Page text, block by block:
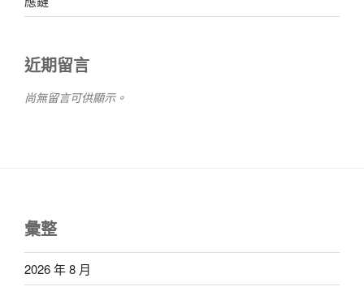
近期留言
尚無留言可供顯示。
彙整
2026 年 8 月